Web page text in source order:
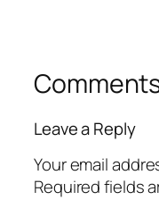
Leave a Reply
Your email
Required fields